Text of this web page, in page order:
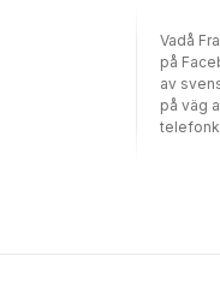
och må
Vadå
på
av
på väg